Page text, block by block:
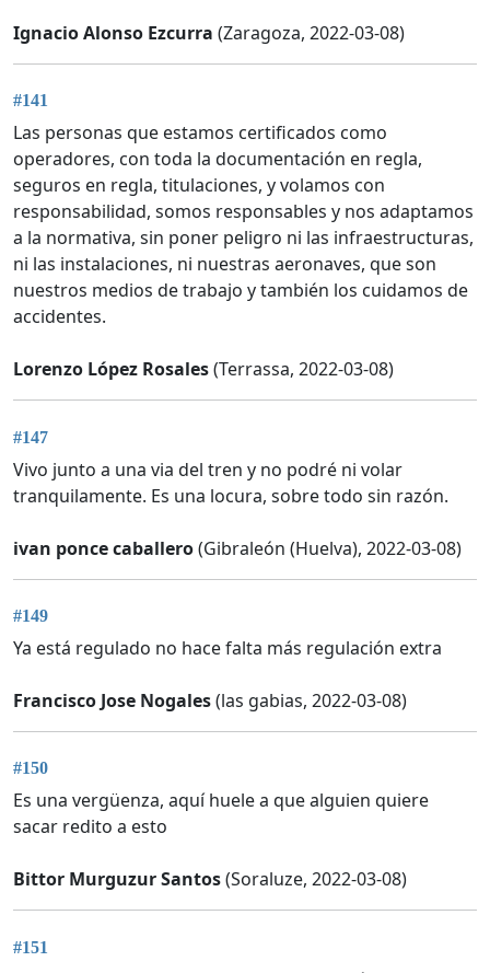
Ignacio Alonso Ezcurra (Zaragoza, 2022-03-08)
#141
Las personas que estamos certificados como
operadores, con toda la documentación en regla,
seguros en regla, titulaciones, y volamos con
responsabilidad, somos responsables y nos adaptamos
a la normativa, sin poner peligro ni las infraestructuras,
ni las instalaciones, ni nuestras aeronaves, que son
nuestros medios de trabajo y también los cuidamos de
accidentes.
Lorenzo López Rosales(Terrassa, 2022-03-08)
#147
Vivo junto a una via del tren y no podré ni volar
tranquilamente. Es una locura, sobre todo sin razón.
ivan ponce caballero(Gibraleón (Huelva), 2022-03-08)
#149
Ya está regulado no hace falta más regulación extra
Francisco Jose Nogales(las gabias, 2022-03-08)
#150
Es una vergüenza, aquí huele a que alguien quiere
sacar redito a esto
Bittor Murguzur Santos(Soraluze, 2022-03-08)
#151